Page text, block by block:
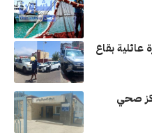
بقاع
صحي